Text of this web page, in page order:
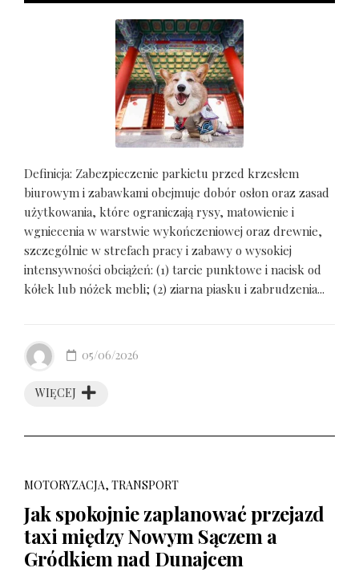
Definicja: Zabezpieczenie parkietu przed krzesłem
biurowym i zabawkami obejmuje dobór osłon oraz zasad
użytkowania, które ograniczają rysy, matowienie i
wgniecenia w warstwie wykończeniowej oraz drewnie,
szczególnie w strefach pracy i zabawy o wysokiej
intensywności obciążeń: (1) tarcie punktowe i nacisk od
kółek lub nóżek mebli; (2) ziarna piasku i zabrudzenia...
WIĘCEJ
05/06/2026
MOTORYZACJA, TRANSPORT
Jak spokojnie zaplanować przejazd
taxi między Nowym Sączem a
Gródkiem nad Dunajcem